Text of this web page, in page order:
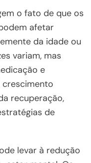
o fato de que os
afetar
da idade ou
variam, mas
e
crescimento
recuperação,
de
levar à redução